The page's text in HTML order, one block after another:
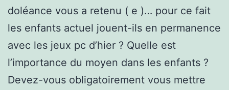
doléance vous a retenu ( e )… pour ce fait
les enfants actuel jouent-ils en permanence
avec les jeux pc d’hier ? Quelle est
l’importance du moyen dans les enfants ?
Devez-vous obligatoirement vous mettre